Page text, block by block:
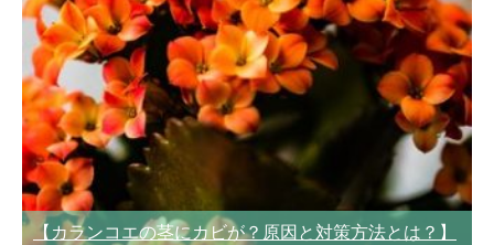
【カランコエの茎にカビが？原因と対策方法とは？】